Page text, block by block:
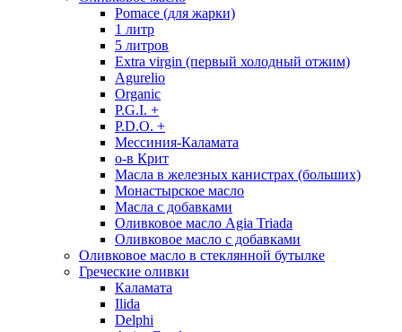
Pomace (для жарки)
1 литр
5 литров
Extra virgin (первый холодный отжим)
Agurelio
Organic
P.G.I. +
P.D.O. +
Мессиния-Каламата
о-в Крит
Масла в железных канистрах (больших)
Монастырское масло
Масла с добавками
Оливковое масло Agia Triada
Оливковое масло с добавками
Оливковое масло в стеклянной бутылке
Греческие оливки
Каламата
Ilida
Delphi